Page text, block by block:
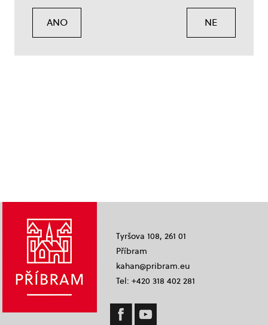
ANO NE
Tyršova 108, 261 01
Příbram
kahan@pribram.eu
Tel: +420 318 402 281